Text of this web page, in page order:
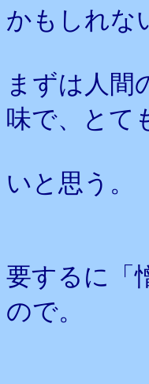
かもしれな
まずは人間
味で、とて
いと思う。
要するに「
ので。